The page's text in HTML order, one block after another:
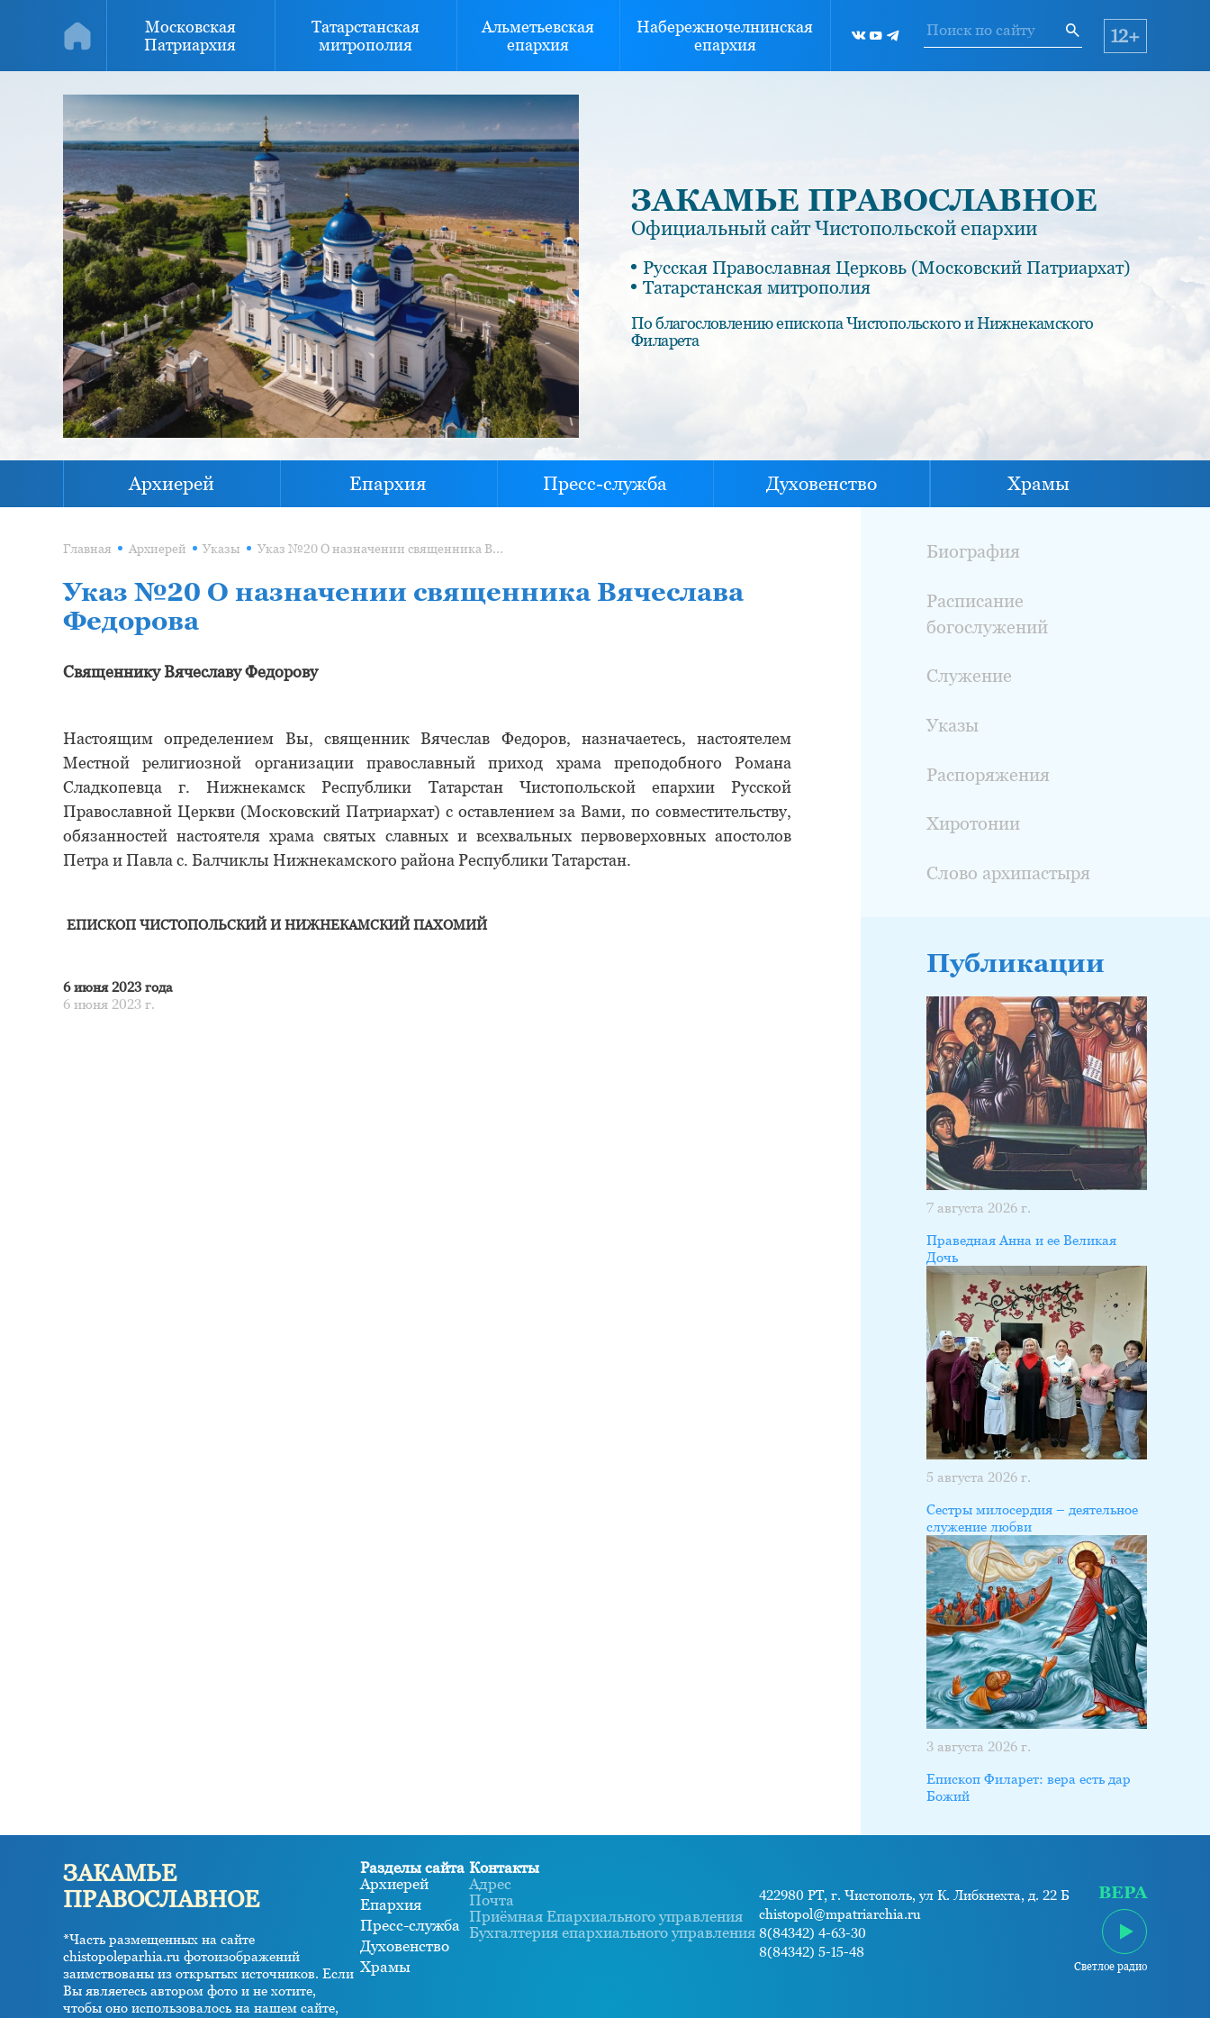
Московская
Патриархия
Татарстанская
митрополия
Альметьевская
епархия
Набережночелнинская
епархия
12+
ЗАКАМЬЕ ПРАВОСЛАВНОЕ
Официальный сайт Чистопольской епархии
Русская Православная Церковь (Московский Патриархат)
Татарстанская митрополия
По благословлению епископа Чистопольского и Нижнекамского
Филарета
Архиерей Епархия Пресс-служба Духовенство Храмы
Главная Архиерей Указы Указ №20 О назначении священника Вячеслава Федорова
Указ №20 О назначении священника Вячеслава
Федорова
Священнику Вячеславу Федорову
Настоящим определением Вы, священник Вячеслав Федоров, назначаетесь, настоятелем
Местной религиозной организации православный приход храма преподобного Романа
Сладкопевца г. Нижнекамск Республики Татарстан Чистопольской епархии Русской
Православной Церкви (Московский Патриархат) с оставлением за Вами, по совместительству,
обязанностей настоятеля храма святых славных и всехвальных первоверховных апостолов
Петра и Павла с. Балчиклы Нижнекамского района Республики Татарстан.
ЕПИСКОП ЧИСТОПОЛЬСКИЙ И НИЖНЕКАМСКИЙ ПАХОМИЙ
6 июня 2023 года
6 июня 2023 г.
Биография
Расписание
богослужений
Служение
Указы
Распоряжения
Хиротонии
Слово архипастыря
Публикации
7 августа 2026 г.
Праведная Анна и ее Великая
Дочь
5 августа 2026 г.
Сестры милосердия – деятельное
служение любви
3 августа 2026 г.
Епископ Филарет: вера есть дар
Божий
ЗАКАМЬЕ
ПРАВОСЛАВНОЕ
*Часть размещенных на сайте
chistopoleparhia.ru фотоизображений
заимствованы из открытых источников. Если
Вы являетесь автором фото и не хотите,
чтобы оно использовалось на нашем сайте,
Разделы сайта
Архиерей
Епархия
Пресс-служба
Духовенство
Храмы
Контакты
Адрес
Почта
Приёмная Епархиального управления
Бухгалтерия епархиального управления
422980 РТ, г. Чистополь, ул К. Либкнехта, д. 22 Б
chistopol@mpatriarchia.ru
8(84342) 4-63-30
8(84342) 5-15-48
ВЕРА
Светлое радио